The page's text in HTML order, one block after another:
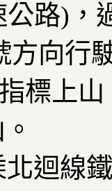
路)，
方向行
標上
迴線